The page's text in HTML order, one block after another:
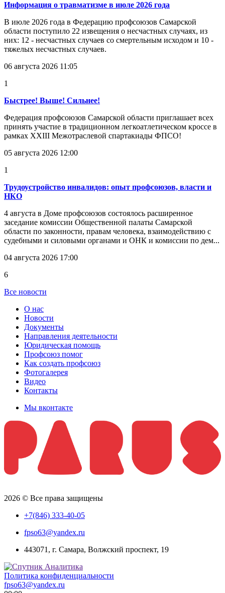
Информация о травматизме в июле 2026 года
В июле 2026 года в Федерацию профсоюзов Самарской
области поступило 22 извещения о несчастных случаях, из
них: 12 - несчастных случаев со смертельным исходом и 10 -
тяжелых несчастных случаев.
06 августа 2026 11:05
1
Быстрее! Выше! Сильнее!
Федерация профсоюзов Самарской области приглашает всех
принять участие в традиционном легкоатлетическом кроссе в
рамках XXIII Межотраслевой спартакиады ФПСО!
05 августа 2026 12:00
1
Трудоустройство инвалидов: опыт профсоюзов, власти и
НКО
4 августа в Доме профсоюзов состоялось расширенное
заседание комиссии Общественной палаты Самарской
области по законности, правам человека, взаимодействию с
судебными и силовыми органами и ОНК и комиссии по дем...
04 августа 2026 17:00
6
Все новости
О нас
Новости
Документы
Направления деятельности
Юридическая помощь
Профсоюз помог
Как создать профсоюз
Фотогалерея
Видео
Контакты
Мы вконтакте
2026 © Все права защищены
+7(846) 333-40-05
fpso63@yandex.ru
443071, г. Самара, Волжский проспект, 19
Политика конфиденциальности
fpso63@yandex.ru